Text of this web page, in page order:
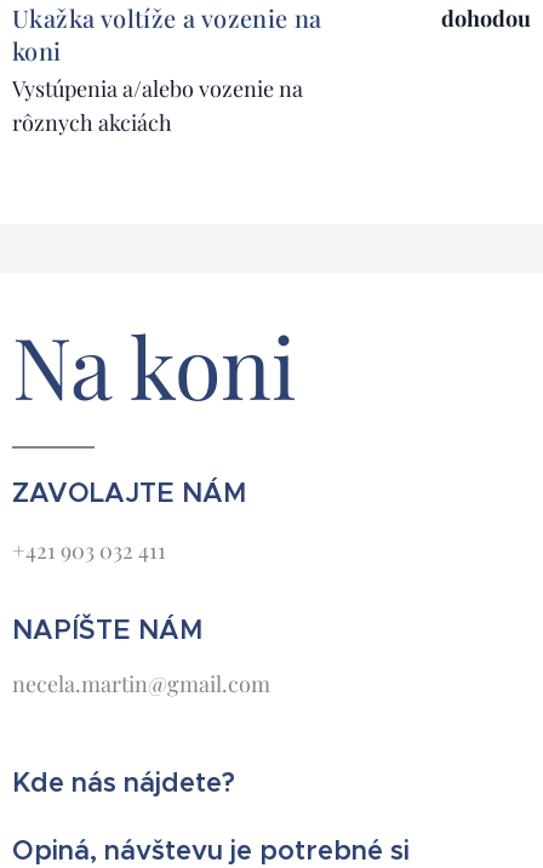
Ukažka voltíže a vozenie na
koni
Vystúpenia a/alebo vozenie na
rôznych akciách
dohodou
Na koni
ZAVOLAJTE NÁM
+421 903 032 411
NAPÍŠTE NÁM
necela.martin@gmail.com
Kde nás nájdete?
Opiná, návštevu je potrebné si